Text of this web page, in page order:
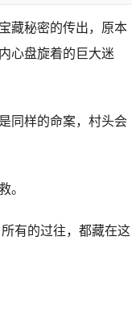
藏秘密的传出，原本
心盘旋着的巨大迷
同样的命案，村头会
。
有的过往，都藏在这